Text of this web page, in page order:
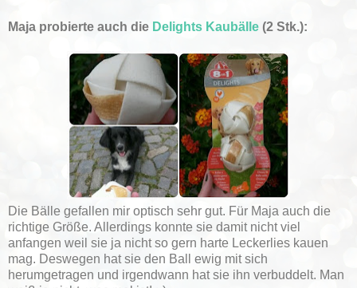
Maja probierte auch die Delights Kaubälle (2 Stk.):
Die Bälle gefallen mir optisch sehr gut. Für Maja auch die
richtige Größe. Allerdings konnte sie damit nicht viel
anfangen weil sie ja nicht so gern harte Leckerlies kauen
mag. Deswegen hat sie den Ball ewig mit sich
herumgetragen und irgendwann hat sie ihn verbuddelt. Man